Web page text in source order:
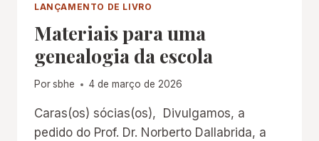
LANÇAMENTO DE LIVRO
Materiais para uma
genealogia da escola
Porsbhe 4 de março de 2026
Caras(os) sócias(os), Divulgamos, a
pedido do Prof. Dr. Norberto Dallabrida, a